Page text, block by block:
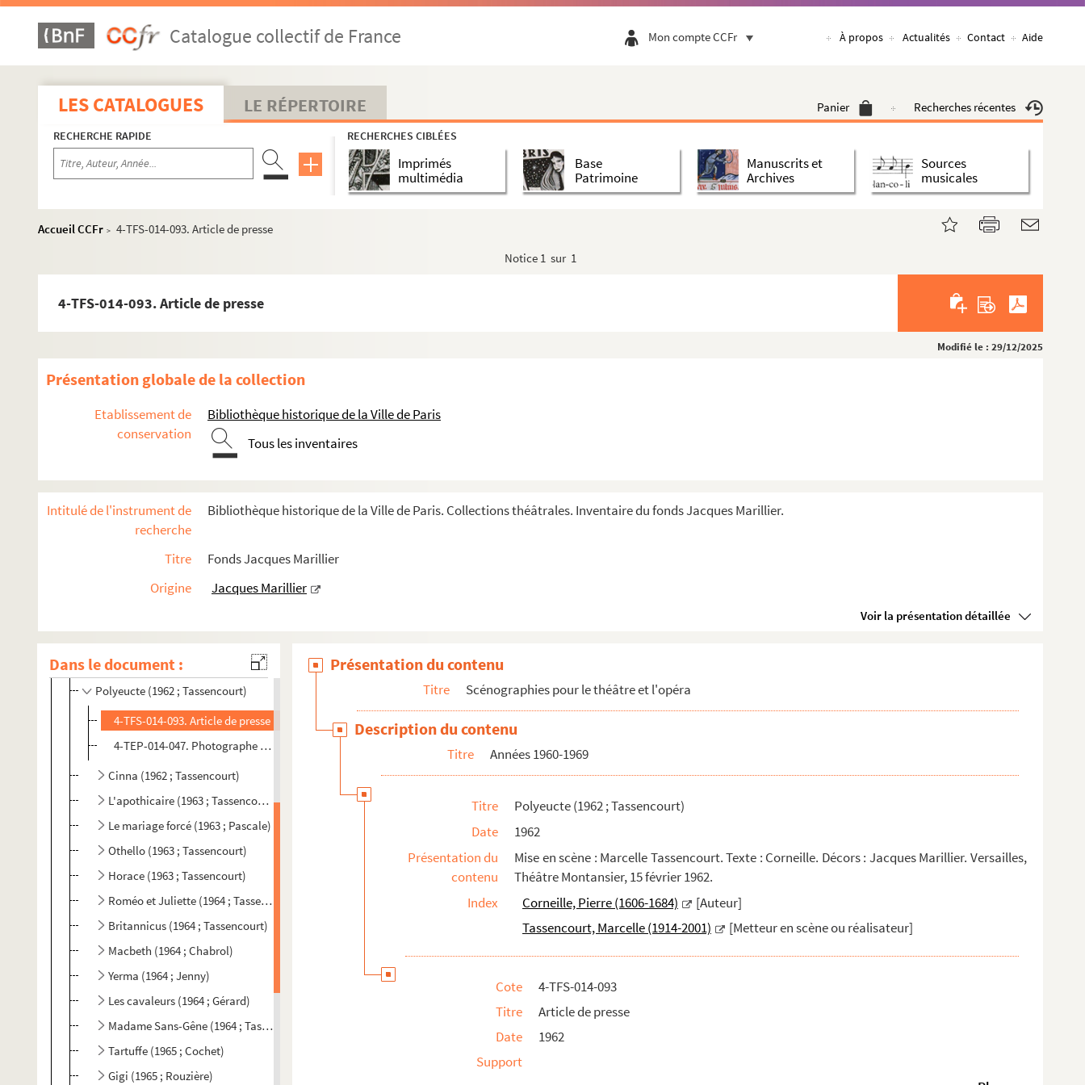
Catalogue collectif de France Mon compte CCFr À propos Actualités Contact Aide
LES CATALOGUES LE RÉPERTOIRE Panier Recherches récentes
RECHERCHE RAPIDE RECHERCHES CIBLÉES
Imprimés
multimédia
Base
Patrimoine
Manuscrits et
Archives
Sources
musicales
Accueil CCFr > 4-TFS-014-093. Article de presse
Notice 1 sur 1
4-TFS-014-093. Article de presse
Modifié le : 29/12/2025
Présentation globale de la collection
Etablissement de
conservation
Bibliothèque historique de la Ville de Paris
Tous les inventaires
Intitulé de l'instrument de
recherche
Bibliothèque historique de la Ville de Paris. Collections théâtrales. Inventaire du fonds Jacques Marillier.
Titre
Fonds Jacques Marillier
Origine
Jacques Marillier
Voir la présentation détaillée
Dans le document :
Biographie
Scénographies pour le théâtre et l'opéra
Années 1947-1959
Années 1960-1969
Le signe du feu (1960 ; Tassencourt)
La petite datcha (1960 ; Dupuy)
Vive de... (1960 ; Dupuy)
Athalie (1961 ; Tassencourt)
Dialogues des carmélites (1961 ; Tassencourt)
Le Christ recrucifié (1961 ; Tassencourt)
La favorite (1961 ; Fiorini)
Patate (1962 ; Dux)
Polyeucte (1962 ; Tassencourt)
4-TFS-014-093. Article de presse
4-TEP-014-047. Photographe non identifié. Photographie de scène
Cinna (1962 ; Tassencourt)
L'apothicaire (1963 ; Tassencourt)
Le mariage forcé (1963 ; Pascale)
Othello (1963 ; Tassencourt)
Horace (1963 ; Tassencourt)
Roméo et Juliette (1964 ; Tassencourt)
Britannicus (1964 ; Tassencourt)
Macbeth (1964 ; Chabrol)
Yerma (1964 ; Jenny)
Les cavaleurs (1964 ; Gérard)
Madame Sans-Gêne (1964 ; Tassencourt)
Tartuffe (1965 ; Cochet)
Gigi (1965 ; Rouzière)
Présentation du contenu
Titre Scénographies pour le théâtre et l'opéra
Description du contenu
Titre Années 1960-1969
Titre
Polyeucte (1962 ; Tassencourt)
Date
1962
Présentation du
contenu
Mise en scène : Marcelle Tassencourt. Texte : Corneille. Décors : Jacques Marillier. Versailles,
Théâtre Montansier, 15 février 1962.
Index
Corneille, Pierre (1606-1684)
[Auteur]
Tassencourt, Marcelle (1914-2001)
[Metteur en scène ou réalisateur]
Cote
4-TFS-014-093
Titre
Article de presse
Date
1962
Support